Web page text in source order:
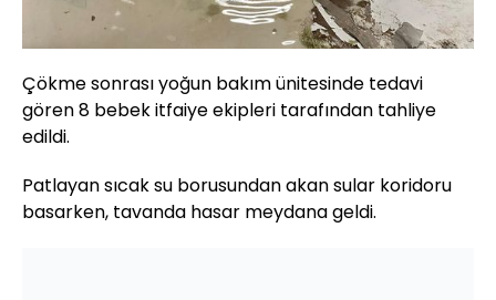
Çökme sonrası yoğun bakım ünitesinde tedavi
gören 8 bebek itfaiye ekipleri tarafından tahliye
edildi.
Patlayan sıcak su borusundan akan sular koridoru
basarken, tavanda hasar meydana geldi.